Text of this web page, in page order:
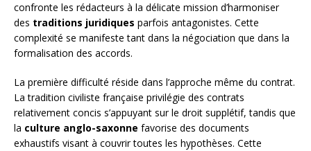
confronte les rédacteurs à la délicate mission d’harmoniser
des traditions juridiques parfois antagonistes. Cette
complexité se manifeste tant dans la négociation que dans la
formalisation des accords.
La première difficulté réside dans l’approche même du contrat.
La tradition civiliste française privilégie des contrats
relativement concis s’appuyant sur le droit supplétif, tandis que
la culture anglo-saxonne favorise des documents
exhaustifs visant à couvrir toutes les hypothèses. Cette